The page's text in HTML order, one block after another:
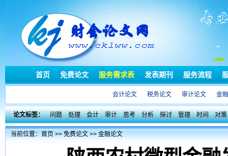
首页 免费论文 服务需求表 发表期刊 服务流程
会计论文 税务论文 审计论文 金
论文标签： 问题 处理 会计 审计 思考 分析 探讨 管理 时间 对策
当前位置：首页>>免费论文>>金融论文